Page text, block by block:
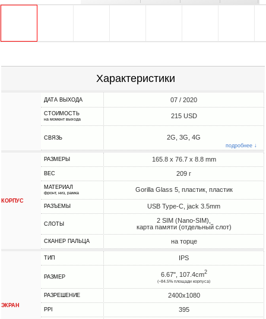
Характеристики
ДАТА ВЫХОДА 07 / 2020
СТОИМОСТЬ
на момент выхода 215 USD
СВЯЗЬ 2G, 3G, 4G
подробнее ↓
КОРПУС
РАЗМЕРЫ 165.8 x 76.7 x 8.8 mm
ВЕС 209 г
МАТЕРИАЛ
фронт, низ, рамка Gorilla Glass 5, пластик, пластик
РАЗЪЕМЫ USB Type-C, jack 3.5mm
СЛОТЫ
2 SIM (Nano-SIM),
карта памяти (отдельный слот)
СКАНЕР ПАЛЬЦА на торце
ЭКРАН
ТИП IPS
РАЗМЕР 6.67", 107.4cm2
(~84.5% площади корпуса)
РАЗРЕШЕНИЕ 2400x1080
PPI 395